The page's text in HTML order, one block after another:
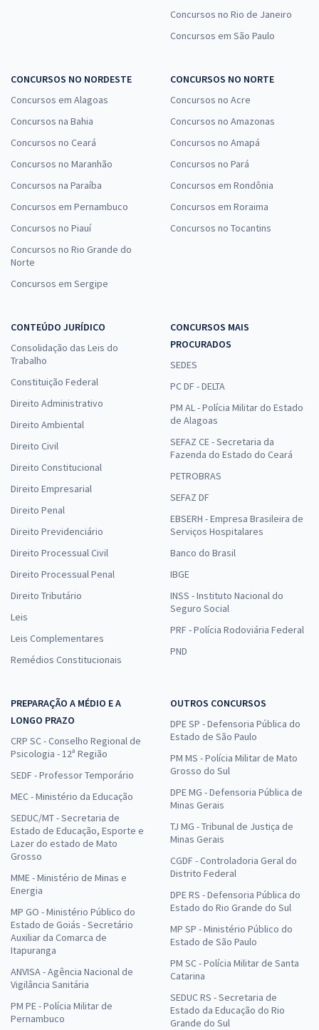
Concursos no Rio de Janeiro
Concursos em São Paulo
CONCURSOS NO NORDESTE
Concursos em Alagoas
Concursos na Bahia
Concursos no Ceará
Concursos no Maranhão
Concursos na Paraíba
Concursos em Pernambuco
Concursos no Piauí
Concursos no Rio Grande do
Norte
Concursos em Sergipe
CONCURSOS NO NORTE
Concursos no Acre
Concursos no Amazonas
Concursos no Amapá
Concursos no Pará
Concursos em Rondônia
Concursos em Roraima
Concursos no Tocantins
CONTEÚDO JURÍDICO
Consolidação das Leis do
Trabalho
Constituição Federal
Direito Administrativo
Direito Ambiental
Direito Civil
Direito Constitucional
Direito Empresarial
Direito Penal
Direito Previdenciário
Direito Processual Civil
Direito Processual Penal
Direito Tributário
Leis
Leis Complementares
Remédios Constitucionais
CONCURSOS MAIS
PROCURADOS
SEDES
PC DF - DELTA
PM AL - Polícia Militar do Estado
de Alagoas
SEFAZ CE - Secretaria da
Fazenda do Estado do Ceará
PETROBRAS
SEFAZ DF
EBSERH - Empresa Brasileira de
Serviços Hospitalares
Banco do Brasil
IBGE
INSS - Instituto Nacional do
Seguro Social
PRF - Polícia Rodoviária Federal
PND
PREPARAÇÃO A MÉDIO E A
LONGO PRAZO
CRP SC - Conselho Regional de
Psicologia - 12ª Região
SEDF - Professor Temporário
MEC - Ministério da Educação
SEDUC/MT - Secretaria de
Estado de Educação, Esporte e
Lazer do estado de Mato
Grosso
MME - Ministério de Minas e
Energia
MP GO - Ministério Público do
Estado de Goiás - Secretário
Auxiliar da Comarca de
Itapuranga
ANVISA - Agência Nacional de
Vigilância Sanitária
PM PE - Polícia Militar de
Pernambuco
OUTROS CONCURSOS
DPE SP - Defensoria Pública do
Estado de São Paulo
PM MS - Polícia Militar de Mato
Grosso do Sul
DPE MG - Defensoria Pública de
Minas Gerais
TJ MG - Tribunal de Justiça de
Minas Gerais
CGDF - Controladoria Geral do
Distrito Federal
DPE RS - Defensoria Pública do
Estado do Rio Grande do Sul
MP SP - Ministério Público do
Estado de São Paulo
PM SC - Polícia Militar de Santa
Catarina
SEDUC RS - Secretaria de
Estado da Educação do Rio
Grande do Sul